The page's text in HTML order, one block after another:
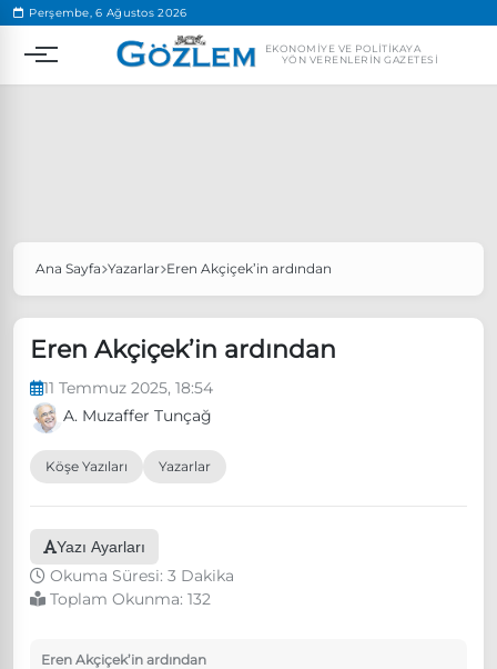
Perşembe, 6 Ağustos 2026
EKONOMIYE VE POLITIKAYA
YÖN VERENLERIN GAZETESI
Popüler Aramalar
Özgür Özel, Ekrem İmamoğlu’nu ziyaret edecek
Ünlü çift bir etkinliğe daha katılmama kararı aldı
Ana Sayfa Yazarlar Eren Akçiçek’in ardından
Eren Akçiçek’in ardından
11 Temmuz 2025, 18:54
A. Muzaffer Tunçağ
Köşe Yazıları Yazarlar
Yazı Ayarları
Okuma Süresi: 3 Dakika
Toplam Okunma: 132
Eren Akçiçek’in ardından